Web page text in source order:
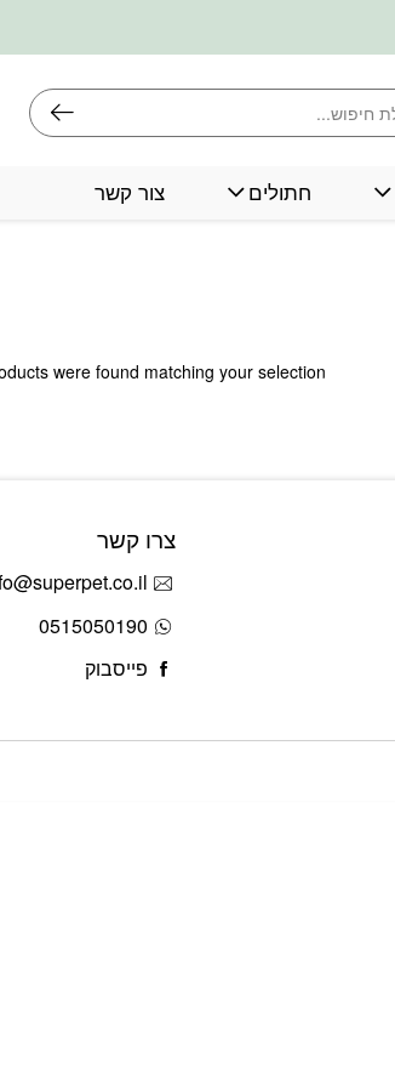
חתולים צור קשר
were found matching your selection.
צרו קשר
0515050190
פייסבוק